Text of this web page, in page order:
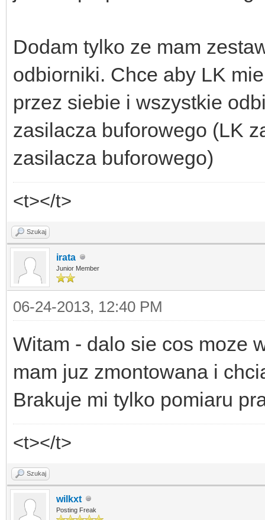
Dodam tylko ze mam
odbiorniki. Chce aby LK
przez siebie i wszystkie
zasilacza buforowego (LK
zasilacza buforowego)
<t></t>
Szukaj
irata
Junior Member
06-24-2013, 12:40 PM
Witam - dalo sie cos moze
mam juz zmontowana i
Brakuje mi tylko pomiaru
<t></t>
Szukaj
wilkxt
Posting Freak